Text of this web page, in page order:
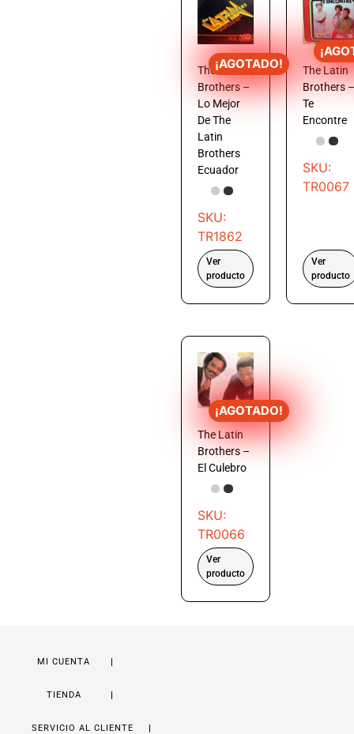
¡AGOTADO!
The Latin
Brothers –
Lo Mejor
De The
Latin
Brothers
Ecuador
SKU:
TR1862
Ver
producto
The Latin
Brothers –
Te
Encontre
SKU:
TR0067
Ver
producto
¡AGOTADO!
The Latin
Brothers –
El Culebro
SKU:
TR0066
Ver
producto
MI CUENTA
TIENDA
SERVICIO AL CLIENTE